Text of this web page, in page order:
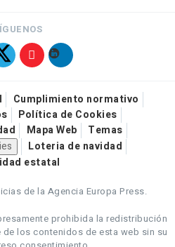
Cumplimiento normativo
Política de Cookies
Mapa Web
Temas
Loteria de navidad
estatal
de la Agencia Europa Press.
prohibida la redistribución
los contenidos de esta web sin su